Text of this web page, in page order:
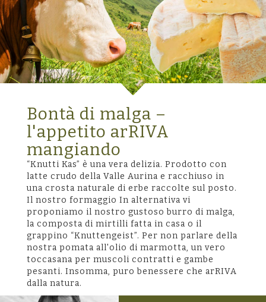
Bontà di malga –
l'appetito arRIVA
mangiando
“Knutti Kas” è una vera delizia. Prodotto con
latte crudo della Valle Aurina e racchiuso in
una crosta naturale di erbe raccolte sul posto.
Il nostro formaggio In alternativa vi
proponiamo il nostro gustoso burro di malga,
la composta di mirtilli fatta in casa o il
grappino “Knuttengeist”. Per non parlare della
nostra pomata all'olio di marmotta, un vero
toccasana per muscoli contratti e gambe
pesanti. Insomma, puro benessere che arRIVA
dalla natura.